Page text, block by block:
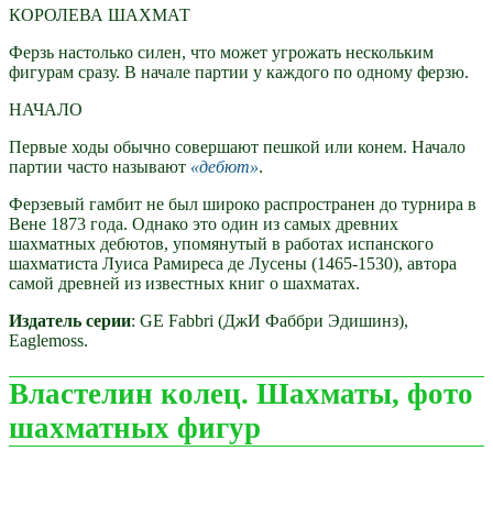
КОРОЛЕВА ШАХМАТ
Ферзь настолько силен, что может угрожать нескольким
фигурам сразу. В начале партии у каждого по одному ферзю.
НАЧАЛО
Первые ходы обычно совершают пешкой или конем. Начало
партии часто называют
дебют .
Ферзевый гамбит не был широко распространен до турнира в
Вене 1873 года. Однако это один из самых древних
шахматных дебютов, упомянутый в работах испанского
шахматиста Луиса Рамиреса де Лусены (1465-1530), автора
самой древней из известных книг о шахматах.
Издатель серии: GE Fabbri (ДжИ Фаббри Эдишинз),
Eaglemoss.
Властелин колец. Шахматы, фото
шахматных фигур